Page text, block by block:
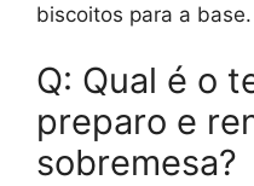
biscoitos para a base.
Q: Qual é o
preparo e
sobremesa?